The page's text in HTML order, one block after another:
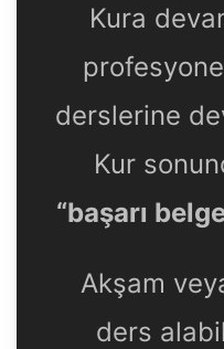
Kura
derslerine
Kur
“başarı
Akşam
ders